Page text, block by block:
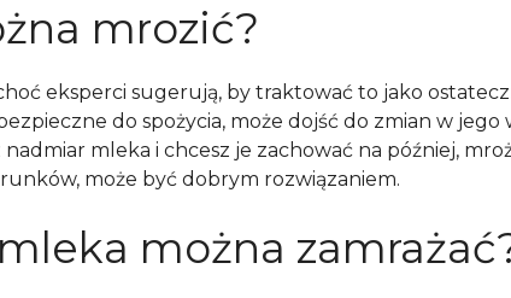
mrozić?
eksperci sugerują, by traktować to jako
do spożycia, może dojść do zmian w jego
nadmiar mleka i chcesz je zachować na później,
może być dobrym rozwiązaniem.
można